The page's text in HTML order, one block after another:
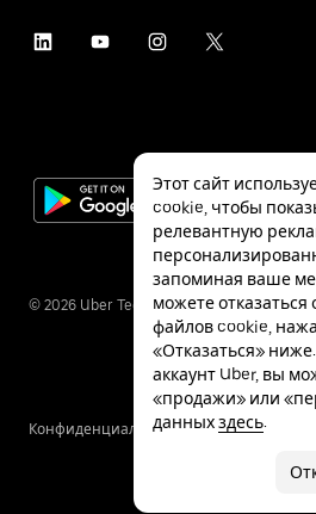
© 2026 Uber Technologies Inc.
КонфиденциальностьСпециальные
Этот сайт
cookie, чтобы
релевантную
запоминая ваше
можете отказаться
файлов cookie,
«Отказаться»
аккаунт Uber, вы
«продажи» или
данныхздесь.